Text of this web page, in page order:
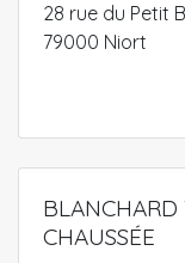
28 rue du Petit
79000 Niort
CHAUSSÉE